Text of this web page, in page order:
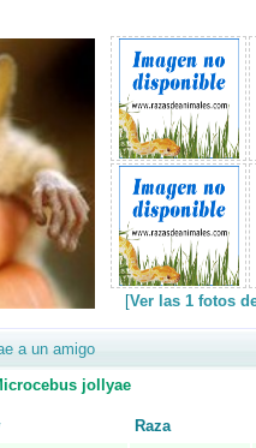
[Ver las 1 fotos
a un amigo
jollyae
Raza